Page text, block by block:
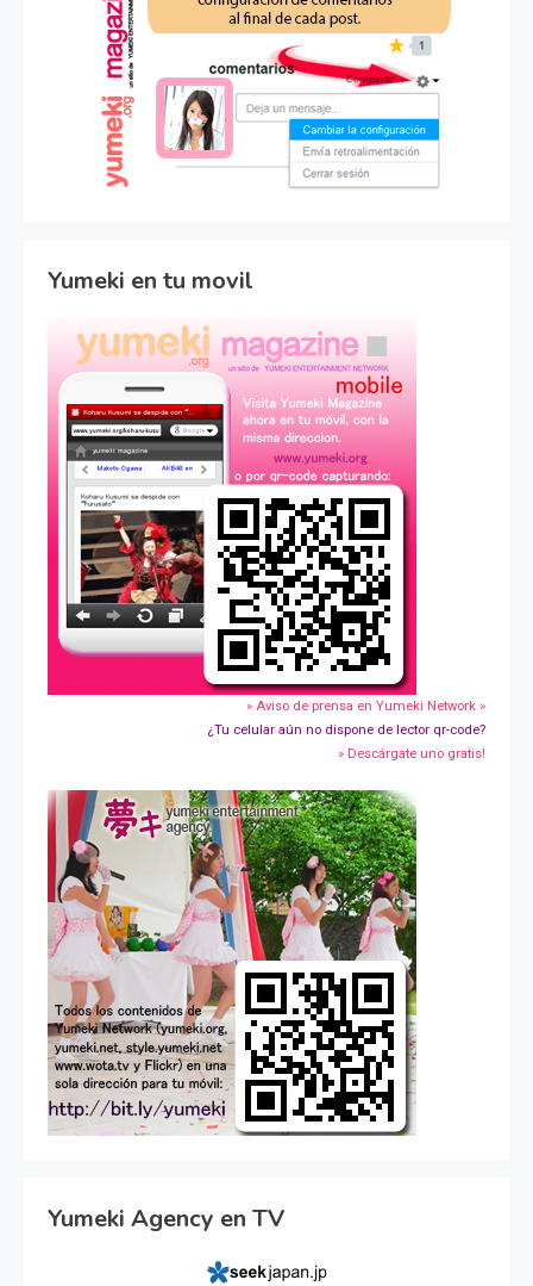
Yumeki en tu movil
» Aviso de prensa en Yumeki Network »
¿Tu celular aún no dispone de lector qr-code?
» Descárgate uno gratis!
Yumeki Agency en TV